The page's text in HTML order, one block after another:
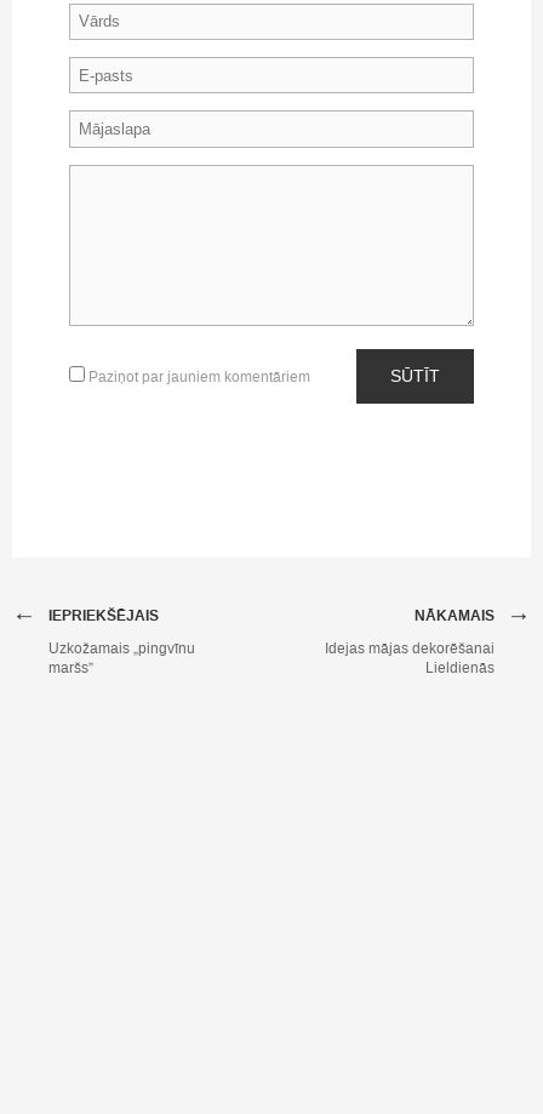
Paziņot par jauniem komentāriem SŪTĪT
IEPRIEKŠĒJAIS
←
Uzkožamais „pingvīnu
maršs”
NĀKAMAIS →
Idejas mājas dekorēšanai
Lieldienās